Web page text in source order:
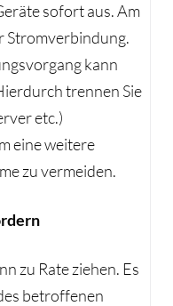
sofort aus. Am
Stromverbindung.
kann
trennen Sie
etc.)
eine weitere
zu vermeiden.
zu Rate ziehen. Es
betroffenen